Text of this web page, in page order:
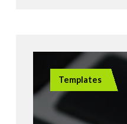
Templates